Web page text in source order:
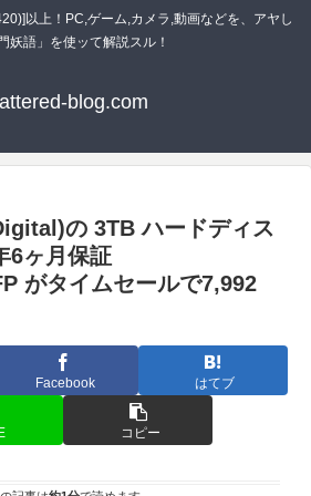
以上！PC,ゲーム,カメラ,動画などを、アヤし
妖語」を使ッて解説スル！
blog.com
の 3TB ハードディス
6ヶ月保証
がタイムセールで7,992
Facebook はてブ
コピー